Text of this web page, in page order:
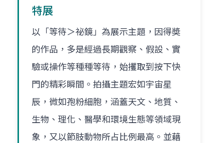
特展
以「等待＞祕鏡」為展示主題，因得奬
的作品，多是經過長期觀察、假設、實
驗或操作等種種等待，始攫取到按下快
門的精彩瞬間。拍攝主題宏如宇宙星
辰，微如孢粉細胞，涵蓋天文、地質、
生物、理化、醫學和環境生態等領域現
象，又以節肢動物所占比例最高。並藉